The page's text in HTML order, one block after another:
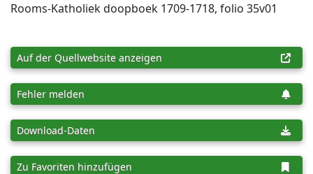
Rooms-Katholiek doopboek 1709-1718, folio 35v01
Auf der Quellwebsite anzeigen
Fehler melden
Download-Daten
Zu Favoriten hinzufügen